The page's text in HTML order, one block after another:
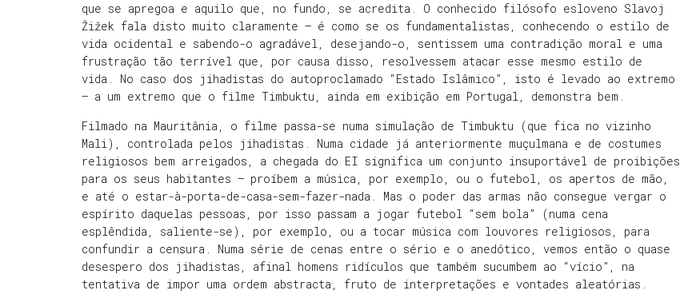
que se apregoa e aquilo que, no fundo, se acredita. O conhecido filósofo esloveno Slavoj
Žižek fala disto muito claramente – é como se os fundamentalistas, conhecendo o estilo de
vida ocidental e sabendo-o agradável, desejando-o, sentissem uma contradição moral e uma
frustração tão terrível que, por causa disso, resolvessem atacar esse mesmo estilo de
vida. No caso dos jihadistas do autoproclamado “Estado Islâmico”, isto é levado ao extremo
– a um extremo que o filme Timbuktu, ainda em exibição em Portugal, demonstra bem.
Filmado na Mauritânia, o filme passa-se numa simulação de Timbuktu (que fica no vizinho
Mali), controlada pelos jihadistas. Numa cidade já anteriormente muçulmana e de costumes
religiosos bem arreigados, a chegada do EI significa um conjunto insuportável de proibições
para os seus habitantes – proíbem a música, por exemplo, ou o futebol, os apertos de mão,
e até o estar-à-porta-de-casa-sem-fazer-nada. Mas o poder das armas não consegue vergar o
espírito daquelas pessoas, por isso passam a jogar futebol “sem bola” (numa cena
esplêndida, saliente-se), por exemplo, ou a tocar música com louvores religiosos, para
confundir a censura. Numa série de cenas entre o sério e o anedótico, vemos então o quase
desespero dos jihadistas, afinal homens ridículos que também sucumbem ao “vício”, na
tentativa de impor uma ordem abstracta, fruto de interpretações e vontades aleatórias.